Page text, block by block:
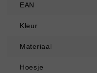
EAN
Kleur
Materiaal
Hoesje